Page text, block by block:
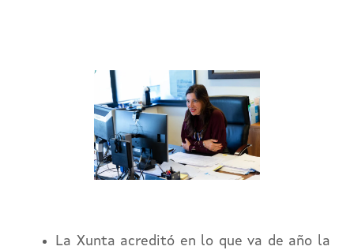
La Xunta acreditó en lo que va de año la